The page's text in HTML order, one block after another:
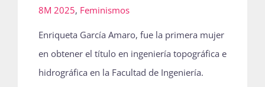
8M 2025, Feminismos
Enriqueta García Amaro, fue la primera mujer
en obtener el título en ingeniería topográfica e
hidrográfica en la Facultad de Ingeniería.